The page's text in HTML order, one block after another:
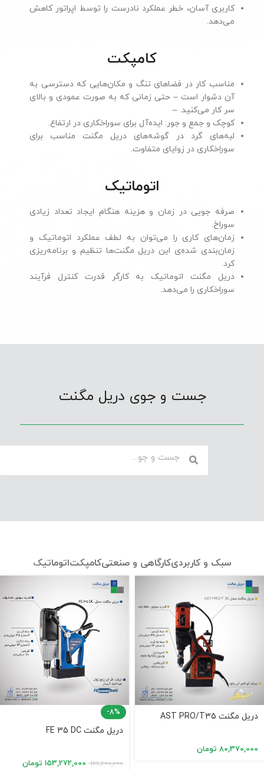
کاربری آسان، خطر عملکرد نادرست را توسط اپراتور کاهش
می‌دهد.
کامپکت
مناسب کار در فضاهای تنگ و مکان‌هایی که دسترسی به
آن دشوار است – حتی زمانی که به صورت عمودی و بالای
سر کار می‌کنید. –
کوچک و جمع و جور: ایده‌آل برای سوراخکاری در ارتفاع.
لبه‌های گرد در گوشه‌های دریل مگنت مناسب برای
سوراخکاری در زوایای متفاوت.
اتوماتیک
صرفه جویی در زمان و هزینه هنگام ایجاد تعداد زیادی
سوراخ.
زمان‌های کاری را می‌توان به لطف عملکرد اتوماتیک و
زمان‌بندی شده‌ی این دریل مگنت‌ها تنظیم و برنامه‌ریزی
کرد.
دریل مگنت اتوماتیک به کارگر قدرت کنترل فرآیند
سوراخکاری را می‌دهد.
جست و جوی دریل مگنت
سبک و کاربردیکارگاهی و صنعتیکامپکتاتوماتیک
دریل مگنت AST PRO/T35
80,370,000 تومان
-8%
دریل مگنت FE 35 DC
166,600,000
153,272,000 تومان